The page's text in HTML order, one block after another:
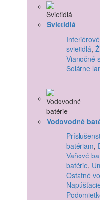
Svietidlá
svietidlá,
Vianočné
Solárne
Vodovodné
batériam,
Vaňové
batérie,
Ostatné